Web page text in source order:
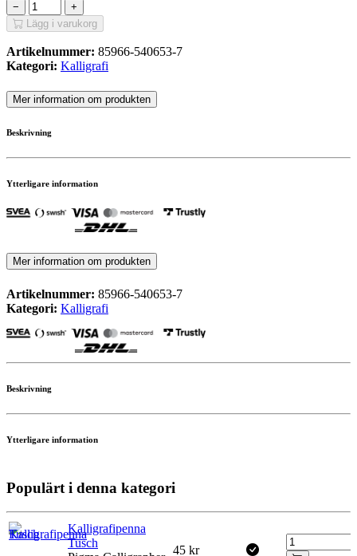
−
+
Lägg i varukorg
Artikelnummer: 85966-540653-7
Kategori: Kalligrafi
Mer information om produkten
Beskrivning
Ytterligare information
Mer information om produkten
Artikelnummer: 85966-540653-7
Kategori: Kalligrafi
Beskrivning
Ytterligare information
Populärt i denna kategori
Kalligrafipenna
Tusch
45 kr